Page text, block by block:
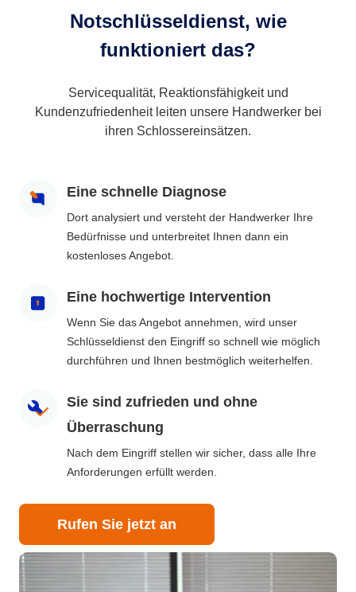
Notschlüsseldienst, wie
funktioniert das?
Servicequalität, Reaktionsfähigkeit und
Kundenzufriedenheit leiten unsere Handwerker bei
ihren Schlossereinsätzen.
Eine schnelle Diagnose
Dort analysiert und versteht der Handwerker Ihre
Bedürfnisse und unterbreitet Ihnen dann ein
kostenloses Angebot.
Eine hochwertige Intervention
Wenn Sie das Angebot annehmen, wird unser
Schlüsseldienst den Eingriff so schnell wie möglich
durchführen und Ihnen bestmöglich weiterhelfen.
Sie sind zufrieden und ohne
Überraschung
Nach dem Eingriff stellen wir sicher, dass alle Ihre
Anforderungen erfüllt werden.
Rufen Sie jetzt an